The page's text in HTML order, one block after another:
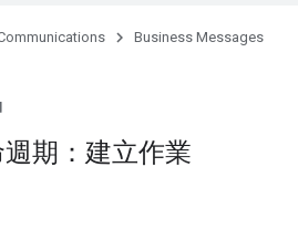
Business Messages
期：建立作業